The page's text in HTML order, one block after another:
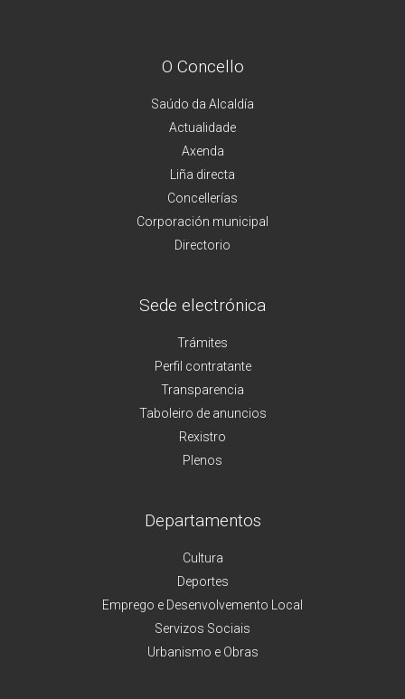
O Concello
Saúdo da Alcaldía
Actualidade
Axenda
Liña directa
Concellerías
Corporación municipal
Directorio
Sede electrónica
Trámites
Perfil contratante
Transparencia
Taboleiro de anuncios
Rexistro
Plenos
Departamentos
Cultura
Deportes
Emprego e Desenvolvemento Local
Servizos Sociais
Urbanismo e Obras